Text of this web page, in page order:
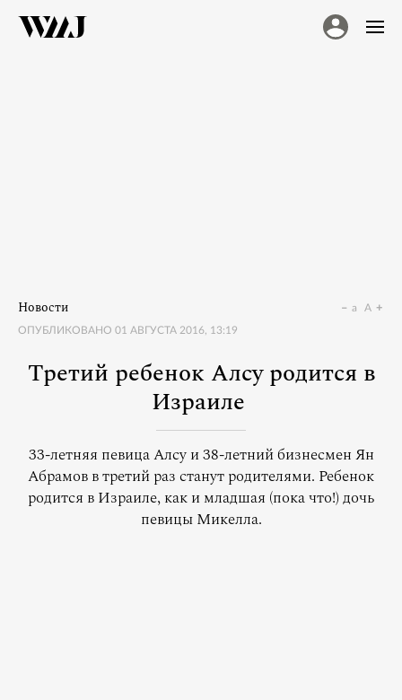
Новости
ОПУБЛИКОВАНО 01 АВГУСТА 2016, 13:19
a A
Третий ребенок Алсу родится в
Израиле
33-летняя певица Алсу и 38-летний бизнесмен Ян
Абрамов в третий раз станут родителями. Ребенок
родится в Израиле, как и младшая (пока что!) дочь
певицы Микелла.